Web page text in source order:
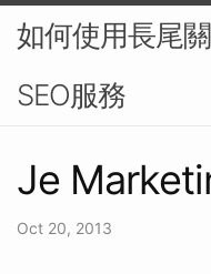
如何使用長尾
SEO服務
Je
Oct 20, 2013